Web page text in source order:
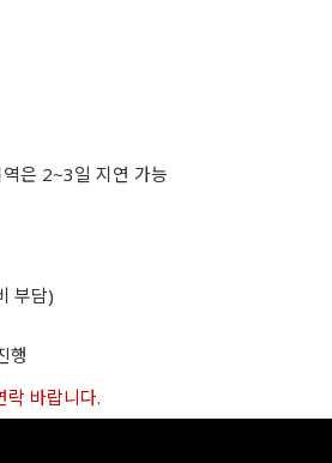
은 2~3일 지연 가능
부담)
행
바랍니다.